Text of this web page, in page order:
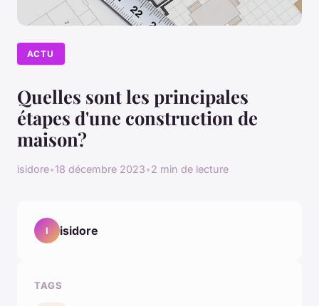
ACTU
Quelles sont les principales
étapes d'une construction de
maison?
isidore•18 décembre 2023•2 min de lecture
I isidore
TAGS